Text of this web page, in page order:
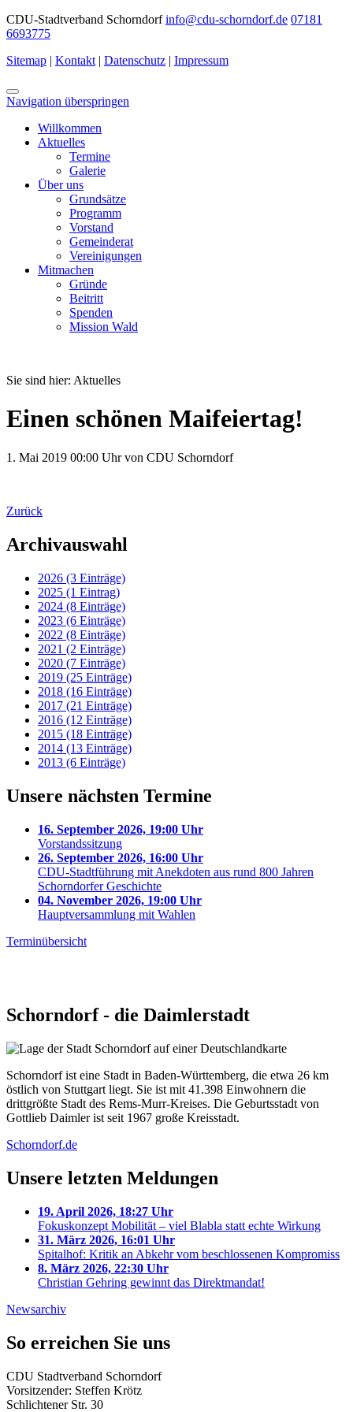
CDU-Stadtverband Schorndorfinfo@cdu-schorndorf.de 07181
6693775
Sitemap | Kontakt | Datenschutz | Impressum
Navigation überspringen
Willkommen
Aktuelles
Termine
Galerie
Über uns
Grundsätze
Programm
Vorstand
Gemeinderat
Vereinigungen
Mitmachen
Gründe
Beitritt
Spenden
Mission Wald
Sie sind hier: Aktuelles
Einen schönen Maifeiertag!
1. Mai 2019 00:00 Uhr von CDU Schorndorf
Zurück
Archivauswahl
2026 (3 Einträge)
2025 (1 Eintrag)
2024 (8 Einträge)
2023 (6 Einträge)
2022 (8 Einträge)
2021 (2 Einträge)
2020 (7 Einträge)
2019 (25 Einträge)
2018 (16 Einträge)
2017 (21 Einträge)
2016 (12 Einträge)
2015 (18 Einträge)
2014 (13 Einträge)
2013 (6 Einträge)
Unsere nächsten Termine
16. September 2026, 19:00 Uhr
Vorstandssitzung
26. September 2026, 16:00 Uhr
CDU-Stadtführung mit Anekdoten aus rund 800 Jahren
Schorndorfer Geschichte
04. November 2026, 19:00 Uhr
Hauptversammlung mit Wahlen
Terminübersicht
Schorndorf - die Daimlerstadt
Schorndorf ist eine Stadt in Baden-Württemberg, die etwa 26 km
östlich von Stuttgart liegt. Sie ist mit 41.398 Einwohnern die
drittgrößte Stadt des Rems-Murr-Kreises. Die Geburtsstadt von
Gottlieb Daimler ist seit 1967 große Kreisstadt.
Schorndorf.de
Unsere letzten Meldungen
19. April 2026, 18:27 Uhr
Fokuskonzept Mobilität – viel Blabla statt echte Wirkung
31. März 2026, 16:01 Uhr
Spitalhof: Kritik an Abkehr vom beschlossenen Kompromiss
8. März 2026, 22:30 Uhr
Christian Gehring gewinnt das Direktmandat!
Newsarchiv
So erreichen Sie uns
CDU Stadtverband Schorndorf
Vorsitzender: Steffen Krötz
Schlichtener Str. 30